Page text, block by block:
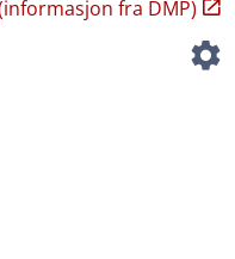
fra DMP)